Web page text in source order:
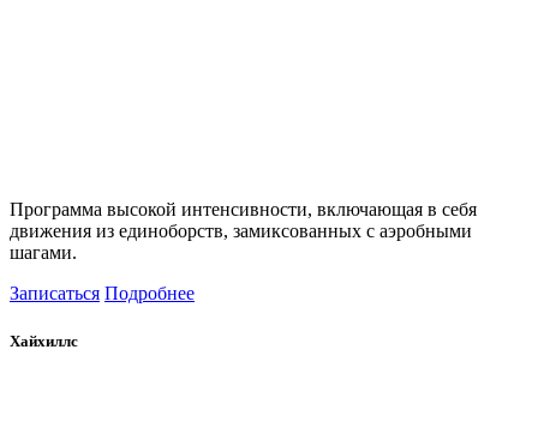
Программа высокой интенсивности, включающая в себя
движения из единоборств, замиксованных с аэробными
шагами.
Записаться Подробнее
Хайхиллс